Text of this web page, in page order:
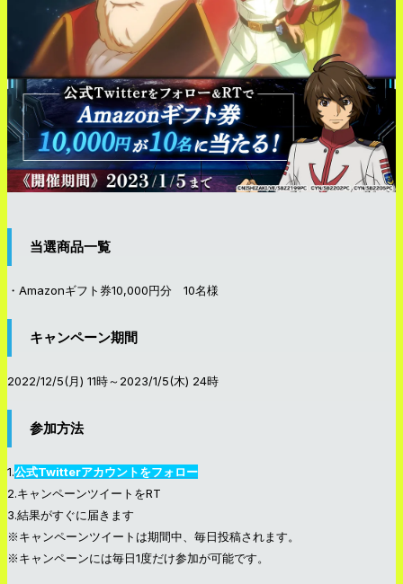
当選商品一覧
・Amazonギフト券10,000円分 10名様
キャンペーン期間
2022/12/5(月) 11時～2023/1/5(木) 24時
参加方法
1.公式Twitterアカウントをフォロー
2.キャンペーンツイートをRT
3.結果がすぐに届きます
※キャンペーンツイートは期間中、毎日投稿されます。
※キャンペーンには毎日1度だけ参加が可能です。